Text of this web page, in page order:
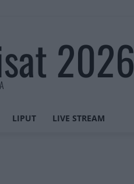
2026
LIPUT LIVE STREAM